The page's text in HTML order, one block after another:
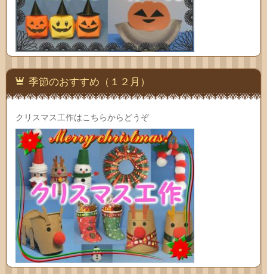
季節のおすすめ（１２月）
クリスマス工作はこちらからどうぞ